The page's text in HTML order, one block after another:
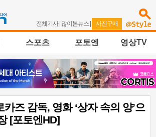
전체기사| 많이본뉴스 | 사진구매
스포츠 포토엔 영상TV
즈 감독, 영화 ‘상자 속의 양’으
[포토엔HD]